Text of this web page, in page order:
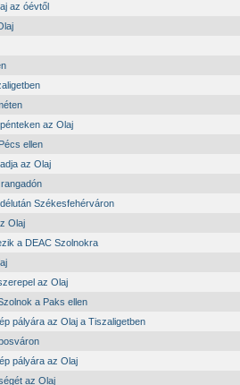
az óévtől
az Olaj
ellen
az Olaj
Székesfehérváron
Olaj
a DEAC Szolnokra
az Olaj
a Paks ellen
pályára az Olaj a Tiszaligetben
pályára az Olaj
az Olaj